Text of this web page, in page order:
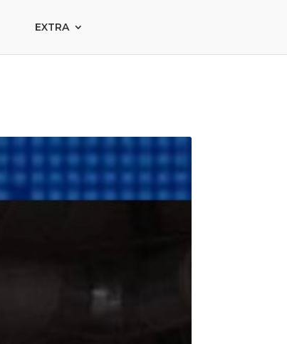
EXTRA